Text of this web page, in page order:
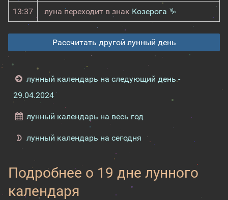
13:37 луна переходит в знак Козерога ♑
Рассчитать другой лунный день
лунный календарь на следующий день -
29.04.2024
лунный календарь на весь год
лунный календарь на сегодня
Подробнее о 19 дне лунного
календаря